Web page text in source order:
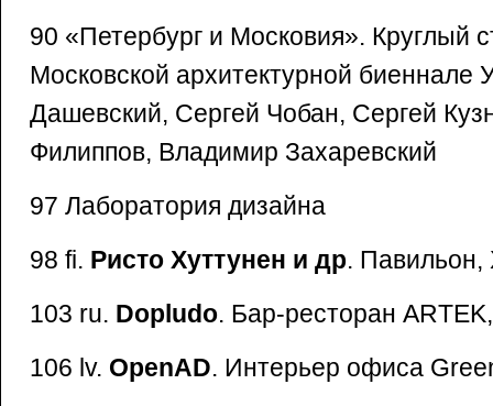
90 «Петербург и Московия». Круглый
Московской архитектурной биеннале
Дашевский, Сергей Чобан, Сергей
Филиппов, Владимир Захаревский
97 Лаборатория дизайна
98 fi. Ристо Хуттунен и др. Павильон,
103 ru. Dopludo. Бар-ресторан
106 lv. OpenAD. Интерьер офиса